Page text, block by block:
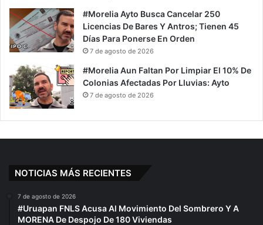
#Morelia Ayto Busca Cancelar 250
Licencias De Bares Y Antros; Tienen 45
Días Para Ponerse En Orden
7 de agosto de 2026
#Morelia Aun Faltan Por Limpiar El 10% De
Colonias Afectadas Por Lluvias: Ayto
7 de agosto de 2026
NOTICIAS MÁS RECIENTES
7 de agosto de 2026
#Uruapan FNLS Acusa Al Movimiento Del Sombrero Y A
MORENA De Despojo De 180 Viviendas